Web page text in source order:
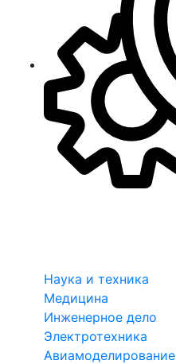
Наука и техника
Медицина
Инженерное дело
Электротехника
Авиамоделирование